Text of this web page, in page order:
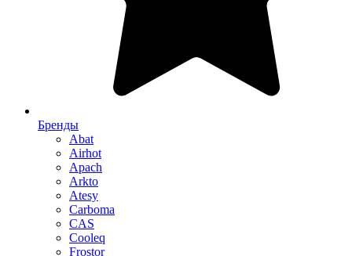
Бренды
Abat
Airhot
Apach
Arkto
Atesy
Carboma
CAS
Cooleq
Frostor